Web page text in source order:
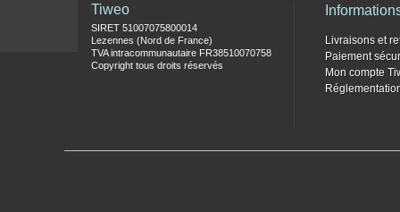
Tiweo
SIRET 51007075800014
Lezennes (Nord de France)
TVA intracommunautaire FR38510070758
Copyright tous droits réservés
Livraisons et
Paiement
Mon compte